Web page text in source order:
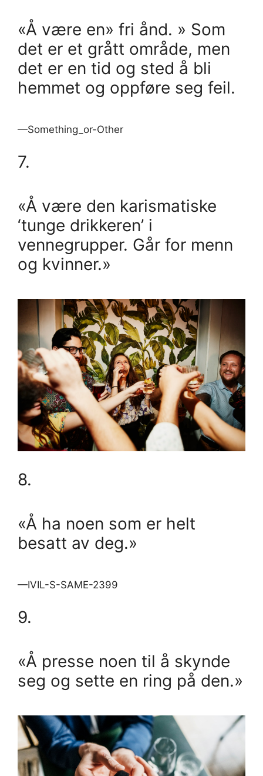
«Å være en» fri ånd. » Som
det er et grått område, men
det er en tid og sted å bli
hemmet og oppføre seg feil.
—Something_or-Other
7.
«Å være den karismatiske
‘tunge drikkeren’ i
vennegrupper. Går for menn
og kvinner.»
8.
«Å ha noen som er helt
besatt av deg.»
—IVIL-S-SAME-2399
9.
«Å presse noen til å skynde
seg og sette en ring på den.»